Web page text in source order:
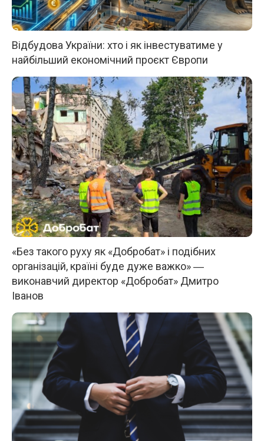
Відбудова України: хто і як інвестуватиме у
найбільший економічний проєкт Європи
«Без такого руху як «Добробат» і подібних
організацій, країні буде дуже важко» ―
виконавчий директор «Добробат» Дмитро
Іванов